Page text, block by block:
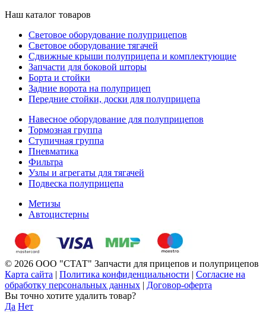
Наш каталог товаров
Световое оборудование полуприцепов
Световое оборудование тягачей
Сдвижные крыши полуприцепа и комплектующие
Запчасти для боковой шторы
Борта и стойки
Задние ворота на полуприцеп
Передние стойки, доски для полуприцепа
Навесное оборудование для полуприцепов
Тормозная группа
Ступичная группа
Пневматика
Фильтра
Узлы и агрегаты для тягачей
Подвеска полуприцепа
Метизы
Автоцистерны
© 2026 ООО "СТАТ" Запчасти для прицепов и полуприцепов
Карта сайта | Политика конфиденциальности | Согласие на
обработку персональных данных | Договор-оферта
Вы точно хотите удалить товар?
Да Нет